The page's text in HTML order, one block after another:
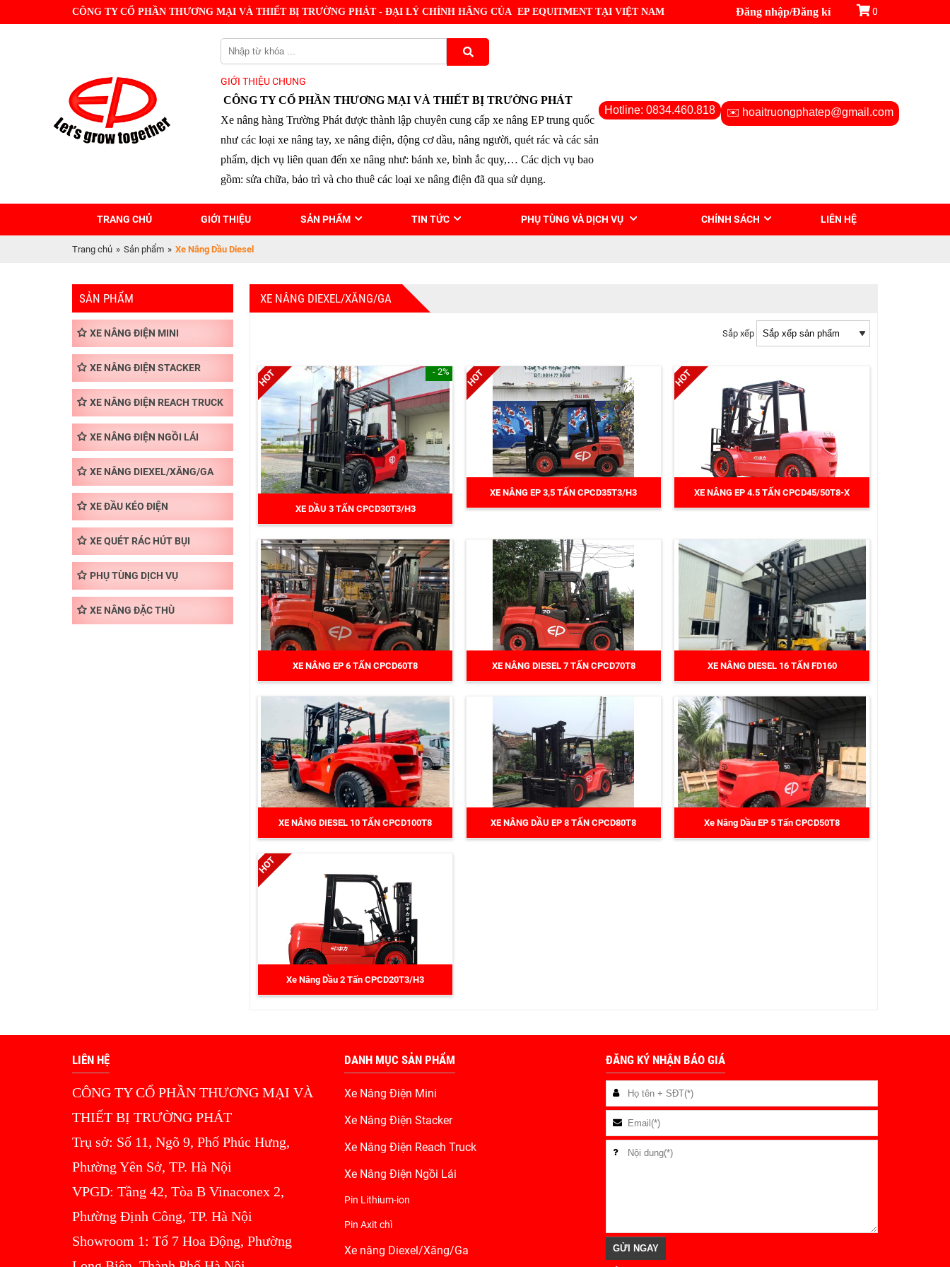
CÔNG TY CỔ PHẦN THƯƠNG MẠI VÀ THIẾT BỊ TRƯỜNG PHÁT - ĐẠI LÝ CHÍNH HÃNG CỦA EP EQUITMENT TẠI VIỆT NAM Đăng nhập/Đăng kí 0
GIỚI THIỆU CHUNG
CÔNG TY CỔ PHẦN THƯƠNG MẠI VÀ THIẾT BỊ TRƯỜNG PHÁT
Xe nâng hàng Trường Phát được thành lập chuyên cung cấp xe nâng EP trung quốc
như các loại xe nâng tay, xe nâng điện, động cơ dầu, nâng người, quét rác và các sản
phẩm, dịch vụ liên quan đến xe nâng như: bánh xe, bình ắc quy,… Các dịch vụ bao
gồm: sửa chữa, bảo trì và cho thuê các loại xe nâng điện đã qua sử dụng.
Hotline: 0834.460.818 ✉️ hoaitruongphatep@gmail.com
TRANG CHỦ GIỚI THIỆU SẢN PHẨM TIN TỨC PHỤ TÙNG VÀ DỊCH VỤ CHÍNH SÁCH LIÊN HỆ
Trang chủ » Sản phẩm » Xe Nâng Dầu Diesel
SẢN PHẨM
XE NÂNG ĐIỆN MINI
XE NÂNG ĐIỆN STACKER
XE NÂNG ĐIỆN REACH TRUCK
XE NÂNG ĐIỆN NGỒI LÁI
XE NÂNG DIEXEL/XĂNG/GA
XE ĐẦU KÉO ĐIỆN
XE QUÉT RÁC HÚT BỤI
PHỤ TÙNG DỊCH VỤ
XE NÂNG ĐẶC THÙ
XE NÂNG DIEXEL/XĂNG/GA
Sắp xếp
- 2%
XE DẦU 3 TẤN CPCD30T3/H3
XE NÂNG EP 3,5 TẤN CPCD35T3/H3 XE NÂNG EP 4.5 TẤN CPCD45/50T8-X
XE NÂNG EP 6 TẤN CPCD60T8 XE NÂNG DIESEL 7 TẤN CPCD70T8 XE NÂNG DIESEL 16 TẤN FD160
XE NÂNG DIESEL 10 TẤN CPCD100T8 XE NÂNG DẦU EP 8 TẤN CPCD80T8 Xe Nâng Dầu EP 5 Tấn CPCD50T8
Xe Nâng Dầu 2 Tấn CPCD20T3/H3
LIÊN HỆ
CÔNG TY CỔ PHẦN THƯƠNG MẠI VÀ
THIẾT BỊ TRƯỜNG PHÁT
Trụ sở: Số 11, Ngõ 9, Phố Phúc Hưng,
Phường Yên Sở, TP. Hà Nội
VPGD: Tầng 42, Tòa B Vinaconex 2,
Phường Định Công, TP. Hà Nội
Showroom 1: Tổ 7 Hoa Động, Phường
DANH MỤC SẢN PHẨM
Xe Nâng Điện Mini
Xe Nâng Điện Stacker
Xe Nâng Điện Reach Truck
Xe Nâng Điện Ngồi Lái
Pin Lithium-ion
Pin Axit chì
Xe nâng Diexel/Xăng/Ga
ĐĂNG KÝ NHẬN BÁO GIÁ